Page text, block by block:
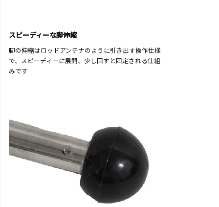
スピーディーな脚伸縮
脚の伸縮はロッドアンテナのように引き出す操作仕様
で、スピーディーに展開、少し回すと固定される仕組
みです